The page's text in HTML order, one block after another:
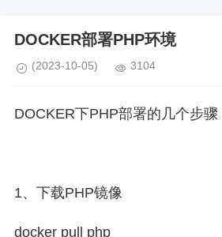
DOCKER部署PHP环境
(2023-10-05) 3104
DOCKER下PHP部署的几个步骤
1、下载PHP镜像
docker pull php